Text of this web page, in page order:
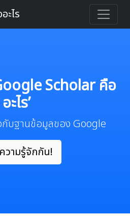
ไร
Scholar คือ
อะไร’
บฐานข้อมูลของ Google
วามรู้จักกัน!